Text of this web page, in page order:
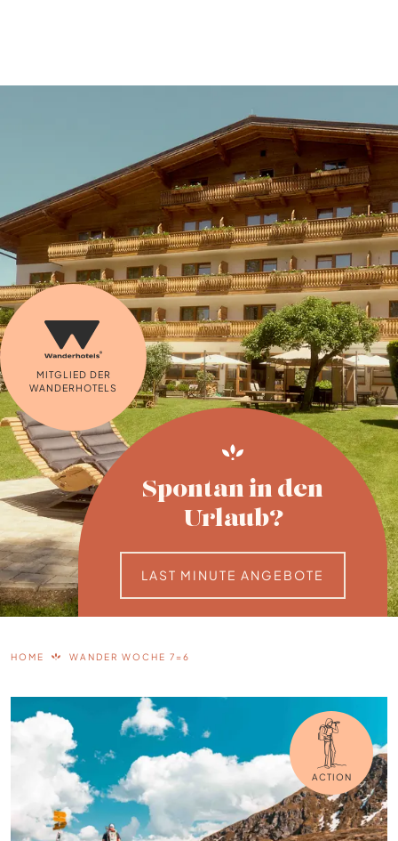
Spontan in den
Urlaub?
LAST MINUTE ANGEBOTE
MITGLIED DER
WANDERHOTELS
HOME WANDER WOCHE 7=6
ACTION